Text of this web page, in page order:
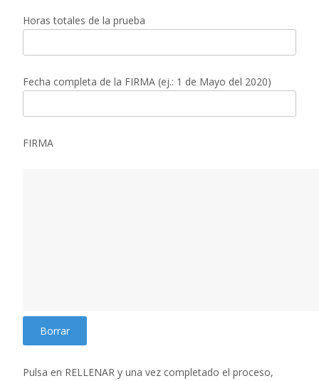
Horas totales de la prueba
Fecha completa de la FIRMA (ej.: 1 de Mayo del 2020)
FIRMA
Borrar
Pulsa en RELLENAR y una vez completado el proceso,